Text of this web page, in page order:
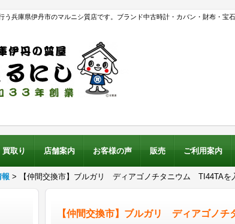
う兵庫県伊丹市のマルニシ質店です。ブランド中古時計・カバン・財布・宝
買取り 店舗案内 お客様の声 販売 ご利用案内
> 【仲間交換市】ブルガリ ディアゴノチタニウム TI44TAを
【仲間交換市】ブルガリ ディアゴノ